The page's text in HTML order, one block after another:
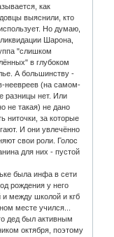
как
выяснили, кто
Но думаю,
Шарона,
"слишком
в глубоком
А большинству -
неевреев (на самом-
разницы нет. Или
не такая) не дано
ниточки, за которые
И они увлечённо
свои роли. Голос
для них - пустой
была инфа в сети
рождения у него
и между школой и кгб
месте учился...
дед был активным
октября, поэтому